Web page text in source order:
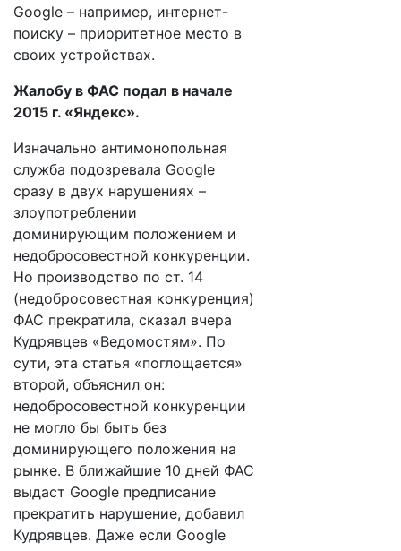
Google – например, интернет-
поиску – приоритетное место в
своих устройствах.
Жалобу в ФАС подал в начале
2015 г. «Яндекс».
Изначально антимонопольная
служба подозревала Google
сразу в двух нарушениях –
злоупотреблении
доминирующим положением и
недобросовестной конкуренции.
Но производство по ст. 14
(недобросовестная конкуренция)
ФАС прекратила, сказал вчера
Кудрявцев «Ведомостям». По
сути, эта статья «поглощается»
второй, объяснил он:
недобросовестной конкуренции
не могло бы быть без
доминирующего положения на
рынке. В ближайшие 10 дней ФАС
выдаст Google предписание
прекратить нарушение, добавил
Кудрявцев. Даже если Google